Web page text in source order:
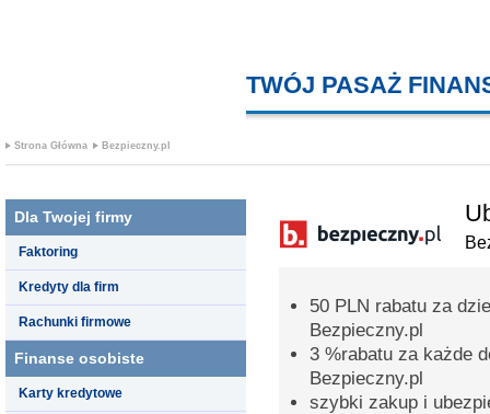
TWÓJ PASAŻ
Strona Główna Bezpieczny.pl
Dla Twojej firmy
Faktoring
Kredyty dla firm
Rachunki firmowe
Finanse osobiste
Karty kredytowe
50 PLN rabatu za
Bezpieczny.pl
3 %rabatu za każde
Bezpieczny.pl
szybki zakup i